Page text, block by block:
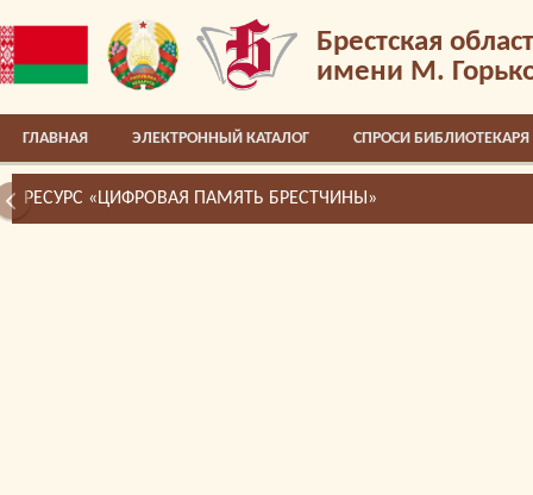
Брестская
имени М.
ГЛАВНАЯ ЭЛЕКТРОННЫЙ КАТАЛОГ СПРОСИ БИБЛИОТЕКАРЯ
РЕСУРС «ЦИФРОВАЯ ПАМЯТЬ БРЕСТЧИНЫ»